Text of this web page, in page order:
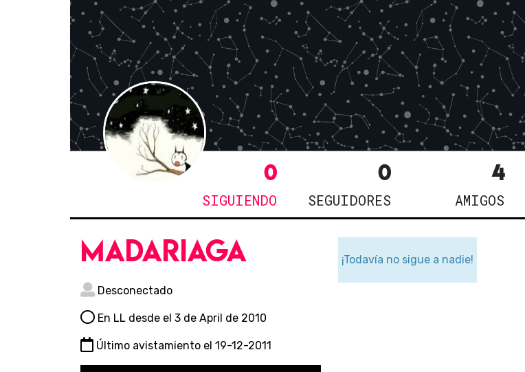
0
SIGUIENDO
0
SEGUIDORES
4
AMIGOS
madariaga
Desconectado
En LL desde el 3 de April de 2010
Último avistamiento el 19-12-2011
¡Todavía no sigue a nadie!